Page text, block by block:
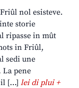
nol esisteve.
storie
ripasse in mût
in Friûl,
sedi une
La pene
il […] lei di plui +